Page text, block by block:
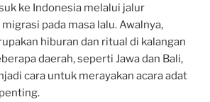
ke Indonesia melalui jalur
pada masa lalu. Awalnya,
hiburan dan ritual di kalangan
daerah, seperti Jawa dan Bali,
cara untuk merayakan acara adat